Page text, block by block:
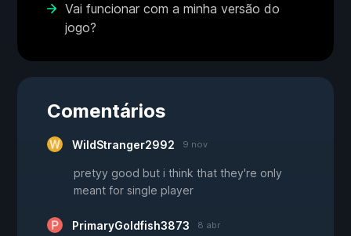
Vai funcionar com a minha versão do
jogo?
Comentários
WildStranger2992 9 nov
pretyy good but i think that they're only
meant for single player
PrimaryGoldfish3873 8 abr